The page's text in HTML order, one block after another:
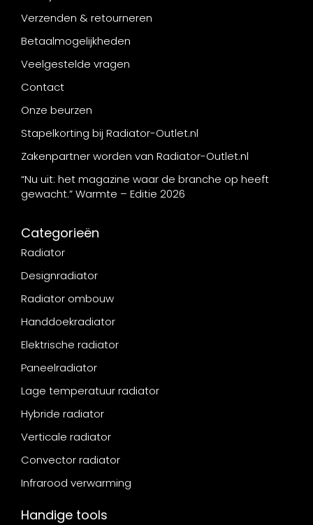
Verzenden & retourneren
Betaalmogelijkheden
Veelgestelde vragen
Contact
Onze beurzen
Stapelkorting bij Radiator-Outlet.nl
Zakenpartner worden van Radiator-Outlet.nl
“Nu uit: het magazine waar de branche op heeft
gewacht.” Warmte – Editie 2026
Categorieën
Radiator
Designradiator
Radiator ombouw
Handdoekradiator
Elektrische radiator
Paneelradiator
Lage temperatuur radiator
Hybride radiator
Verticale radiator
Convector radiator
Infrarood verwarming
Handige tools